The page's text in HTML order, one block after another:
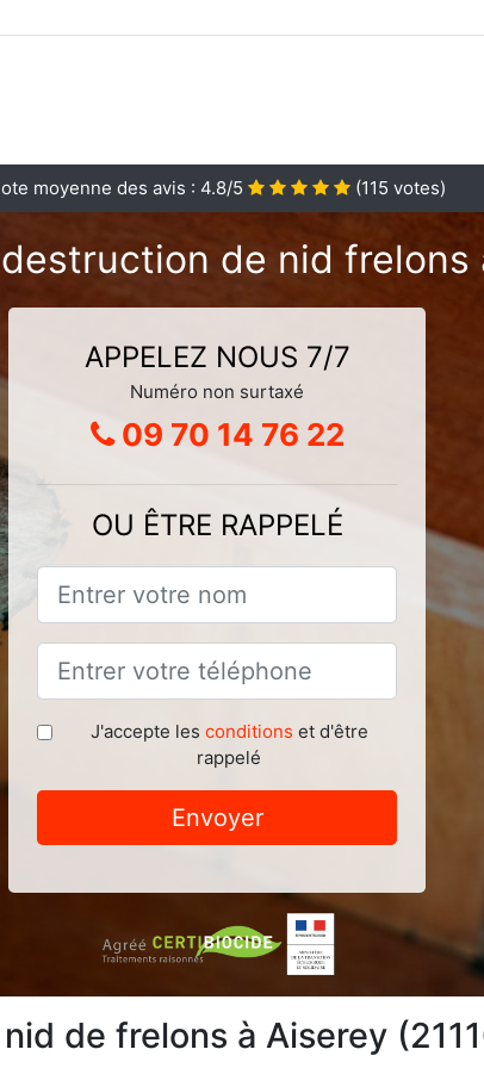
moyenne des avis : 4.8/5 (115 votes)
de nid frelons
APPELEZ NOUS 7/7
Numéro non surtaxé
09 70 14 76 22
OU ÊTRE RAPPELÉ
J'accepte les conditions et d'être
rappelé
Envoyer
de frelons à Aiserey